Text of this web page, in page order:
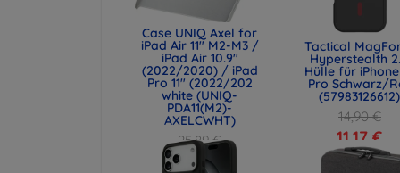
Case UNIQ Axel for
iPad Air 11" M2-M3 /
iPad Air 10.9"
(2022/2020) / iPad
Pro 11" (2022/202
white (UNIQ-
PDA11(M2)-
AXELCWHT)
25,89 €
19,42 €
Tactical
Hyperstealth
Hülle für iPhone
Pro Schwarz/
(57983126612)
14,90 €
11,17 €